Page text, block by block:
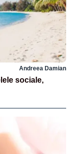
Andreea Damian
sociale,